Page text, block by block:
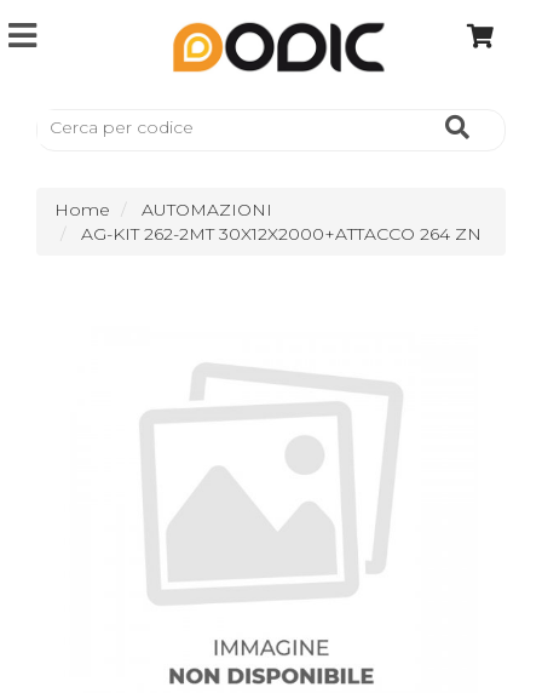
Home
AUTOMAZIONI
AG-KIT 262-2MT 30X12X2000+ATTACCO 264 ZN